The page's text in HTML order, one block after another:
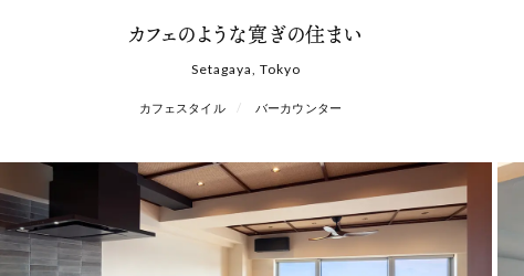
カフェのような寛ぎの住まい
Setagaya, Tokyo
カフェスタイル バーカウンター